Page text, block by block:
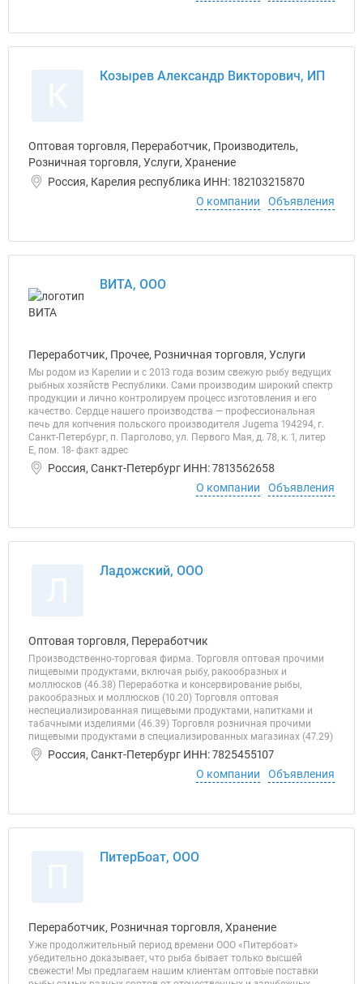
Козырев Александр Викторович, ИП
Оптовая торговля, Переработчик, Производитель,
Розничная торговля, Услуги, Хранение
Россия, Карелия республика ИНН: 182103215870
О компании
Объявления
ВИТА, ООО
Переработчик, Прочее, Розничная торговля, Услуги
Мы родом из Карелии и с 2013 года возим свежую рыбу ведущих
рыбных хозяйств Республики. Сами производим широкий спектр
продукции и лично контролируем процесс изготовления и его
качество. Сердце нашего производства — профессиональная
печь для копчения польского производителя Jugema 194294, г.
Санкт-Петербург, п. Парголово, ул. Первого Мая, д. 78, к. 1, литер
Е, пом. 18- факт адрес
Россия, Санкт-Петербург ИНН: 7813562658
О компании
Объявления
Ладожский, ООО
Оптовая торговля, Переработчик
Производственно-торговая фирма. Торговля оптовая прочими
пищевыми продуктами, включая рыбу, ракообразных и
моллюсков (46.38) Переработка и консервирование рыбы,
ракообразных и моллюсков (10.20) Торговля оптовая
неспециализированная пищевыми продуктами, напитками и
табачными изделиями (46.39) Торговля розничная прочими
пищевыми продуктами в специализированных магазинах (47.29)
Россия, Санкт-Петербург ИНН: 7825455107
О компании
Объявления
ПитерБоат, ООО
Переработчик, Розничная торговля, Хранение
Уже продолжительный период времени ООО «Питербоат»
убедительно доказывает, что рыба бывает только высшей
свежести! Мы предлагаем нашим клиентам оптовые поставки